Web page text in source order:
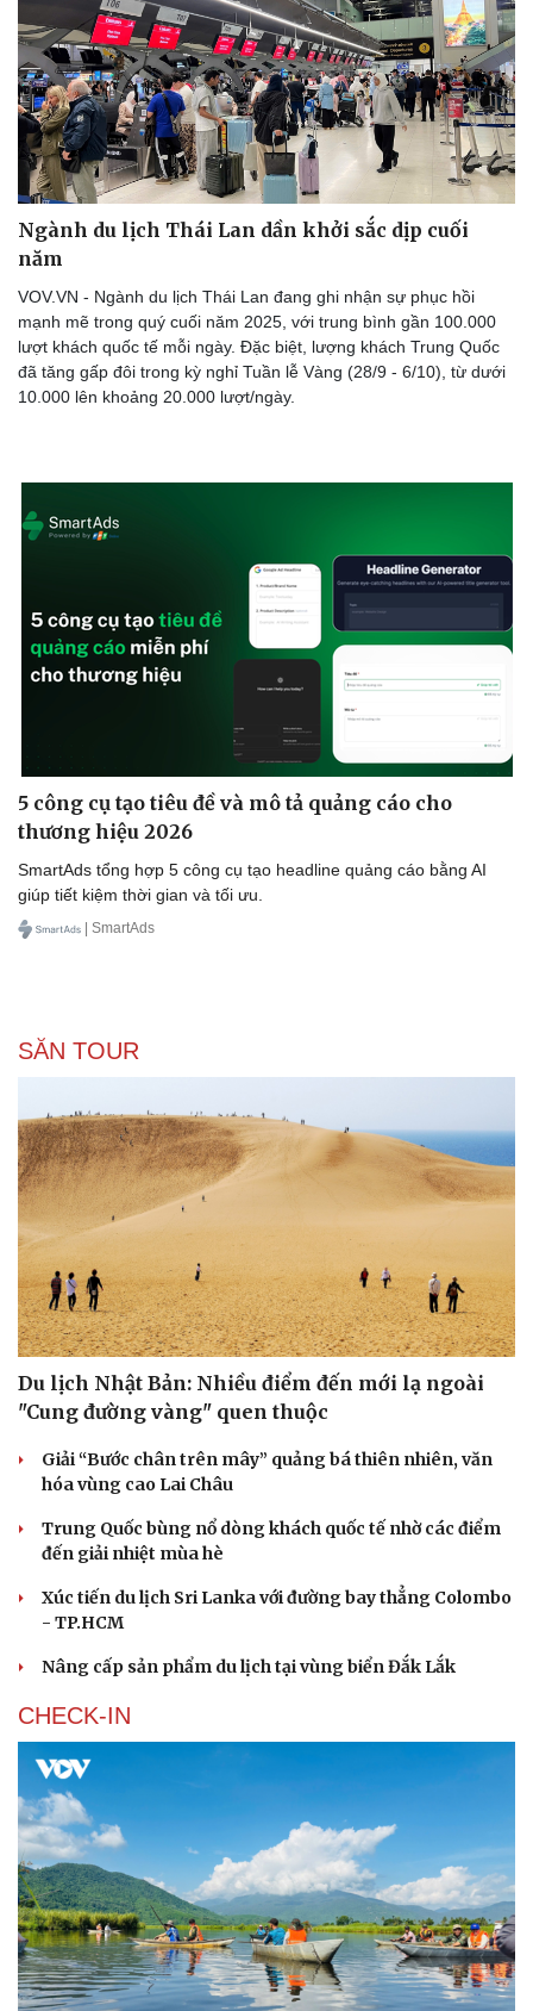
Nam khoa
Làm đẹp - giảm cân
Phòng mạch online
Ăn sạch sống khỏe
Văn hóa
Sân khấu - Điện ảnh
Văn học
Âm nhạc
Di sản
Giải trí
Nghệ sĩ
Thời trang
Sao Việt
Ngành du lịch Thái Lan dần khởi sắc dịp cuối
năm
VOV.VN - Ngành du lịch Thái Lan đang ghi nhận sự phục hồi
mạnh mẽ trong quý cuối năm 2025, với trung bình gần 100.000
lượt khách quốc tế mỗi ngày. Đặc biệt, lượng khách Trung Quốc
đã tăng gấp đôi trong kỳ nghỉ Tuần lễ Vàng (28/9 - 6/10), từ dưới
10.000 lên khoảng 20.000 lượt/ngày.
5 công cụ tạo tiêu đề và mô tả quảng cáo cho
thương hiệu 2026
SmartAds tổng hợp 5 công cụ tạo headline quảng cáo bằng AI
giúp tiết kiệm thời gian và tối ưu.
| SmartAds
SĂN TOUR
Du lịch Nhật Bản: Nhiều điểm đến mới lạ ngoài
"Cung đường vàng" quen thuộc
Giải “Bước chân trên mây” quảng bá thiên nhiên, văn
hóa vùng cao Lai Châu
Trung Quốc bùng nổ dòng khách quốc tế nhờ các điểm
đến giải nhiệt mùa hè
Xúc tiến du lịch Sri Lanka với đường bay thẳng Colombo
- TP.HCM
Nâng cấp sản phẩm du lịch tại vùng biển Đắk Lắk
CHECK-IN